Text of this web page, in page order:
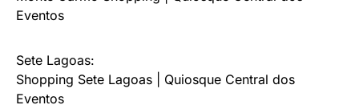
Eventos
Sete Lagoas:
Shopping Sete Lagoas | Quiosque Central dos
Eventos